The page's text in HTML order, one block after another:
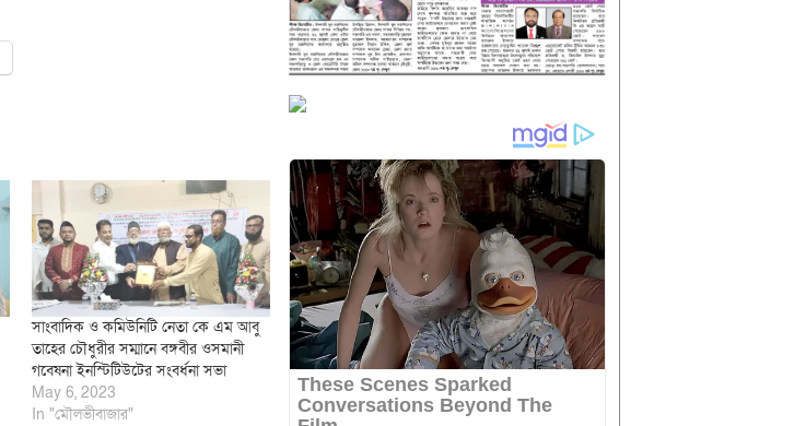
সাংবাদিক ও কমিউনিটি নেতা কে এম আবু
তাহের চৌধুরীর সম্মানে বঙ্গবীর ওসমানী
গবেষনা ইনস্টিটিউটের সংবর্ধনা সভা
May 6, 2023
In "মৌলভীবাজার"